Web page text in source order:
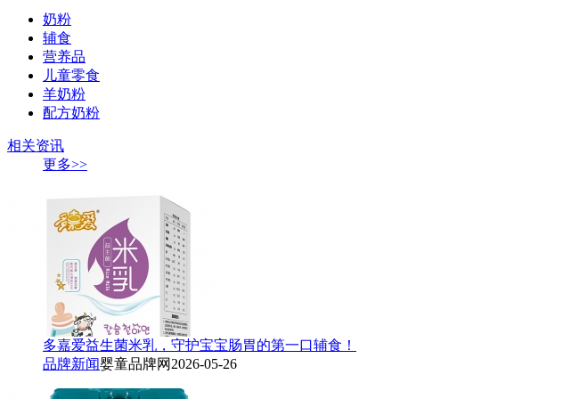
奶粉
辅食
营养品
儿童零食
羊奶粉
配方奶粉
相关资讯
更多>>
多嘉爱益生菌米乳，守护宝宝肠胃的第一口辅食！
品牌新闻婴童品牌网 2026-05-26